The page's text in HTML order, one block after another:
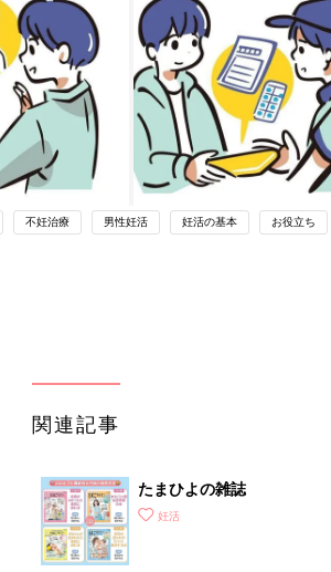
不妊治療 男性妊活 妊活の基本 お役立ち
関連記事
たまひよの雑誌
妊活